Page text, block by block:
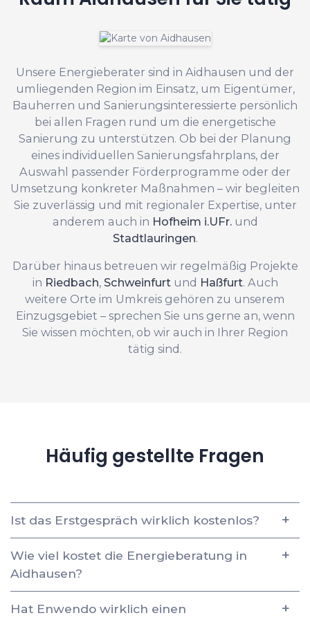
Unsere Energieberater sind in Aidhausen und der
umliegenden Region im Einsatz, um Eigentümer,
Bauherren und Sanierungsinteressierte persönlich
bei allen Fragen rund um die energetische
Sanierung zu unterstützen. Ob bei der Planung
eines individuellen Sanierungsfahrplans, der
Auswahl passender Förderprogramme oder der
Umsetzung konkreter Maßnahmen – wir begleiten
Sie zuverlässig und mit regionaler Expertise, unter
anderem auch in Hofheim i.UFr.und
Stadtlauringen.
Darüber hinaus betreuen wir regelmäßig Projekte
in Riedbach, Schweinfurtund Haßfurt. Auch
weitere Orte im Umkreis gehören zu unserem
Einzugsgebiet – sprechen Sie uns gerne an, wenn
Sie wissen möchten, ob wir auch in Ihrer Region
tätig sind.
Häufig gestellte Fragen
Ist das Erstgespräch wirklich kostenlos?
Wie viel kostet die Energieberatung in
Aidhausen?
Hat Enwendo wirklich einen